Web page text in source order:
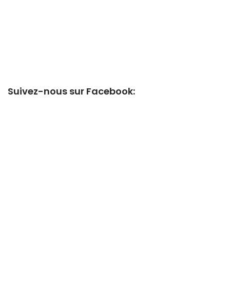
Suivez-nous sur Facebook: